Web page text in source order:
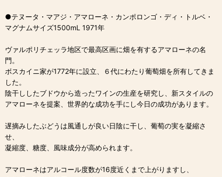
●テヌータ・マアジ・アマローネ・カンポロンゴ・ディ・トルベ・
マグナムサイズ1500mL 1971年
ヴァルポリチェッラ地区で最高区画に畑を有するアマローネの名
門。
ボスカイニ家が1772年に設立、６代にわたり葡萄畑を所有してきま
した。
陰干ししたブドウから造ったワインの生産を研究し、新スタイルの
アマローネを提案、世界的な成功を手にし今日の成功があります。
遅摘みしたぶどうは風通しが良い日陰に干し、葡萄の実を凝縮さ
せ、
凝縮度、糖度、風味成分が高められます。
アマローネはアルコール度数が16度近くまで上がりますし、